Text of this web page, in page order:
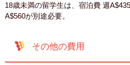
18歳未満の留学生は、宿泊費 週
A$560が別途必要。
その他の費用